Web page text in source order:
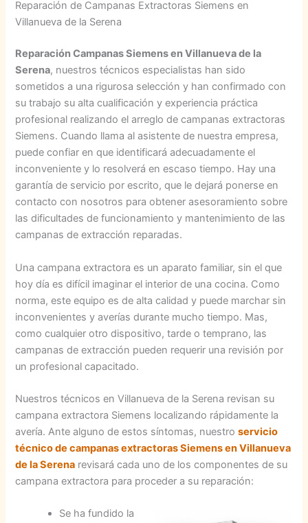
Reparación de Campanas Extractoras Siemens en
Villanueva de la Serena
Reparación Campanas Siemens en Villanueva de la
Serena, nuestros técnicos especialistas han sido
sometidos a una rigurosa selección y han confirmado con
su trabajo su alta cualificación y experiencia práctica
profesional realizando el arreglo de campanas extractoras
Siemens. Cuando llama al asistente de nuestra empresa,
puede confiar en que identificará adecuadamente el
inconveniente y lo resolverá en escaso tiempo. Hay una
garantía de servicio por escrito, que le dejará ponerse en
contacto con nosotros para obtener asesoramiento sobre
las dificultades de funcionamiento y mantenimiento de las
campanas de extracción reparadas.
Una campana extractora es un aparato familiar, sin el que
hoy día es difícil imaginar el interior de una cocina. Como
norma, este equipo es de alta calidad y puede marchar sin
inconvenientes y averías durante mucho tiempo. Mas,
como cualquier otro dispositivo, tarde o temprano, las
campanas de extracción pueden requerir una revisión por
un profesional capacitado.
Nuestros técnicos en Villanueva de la Serena revisan su
campana extractora Siemens localizando rápidamente la
avería. Ante alguno de estos síntomas, nuestroservicio
técnico de campanas extractoras Siemens en Villanueva
de la Serena revisará cada uno de los componentes de su
campana extractora para proceder a su reparación:
Se ha fundido la